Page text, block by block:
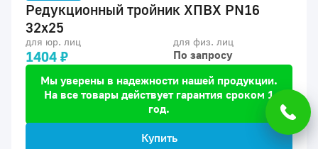
Редукционный тройник ХПВХ PN16
32x25
для юр. лиц
1404 ₽
для физ. лиц
По запросу
Мы уверены в надежности нашей продукции.
На все товары действует гарантия сроком 1
год.
Купить